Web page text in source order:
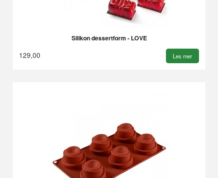
Silikon dessertform - LOVE
129,00 Les mer